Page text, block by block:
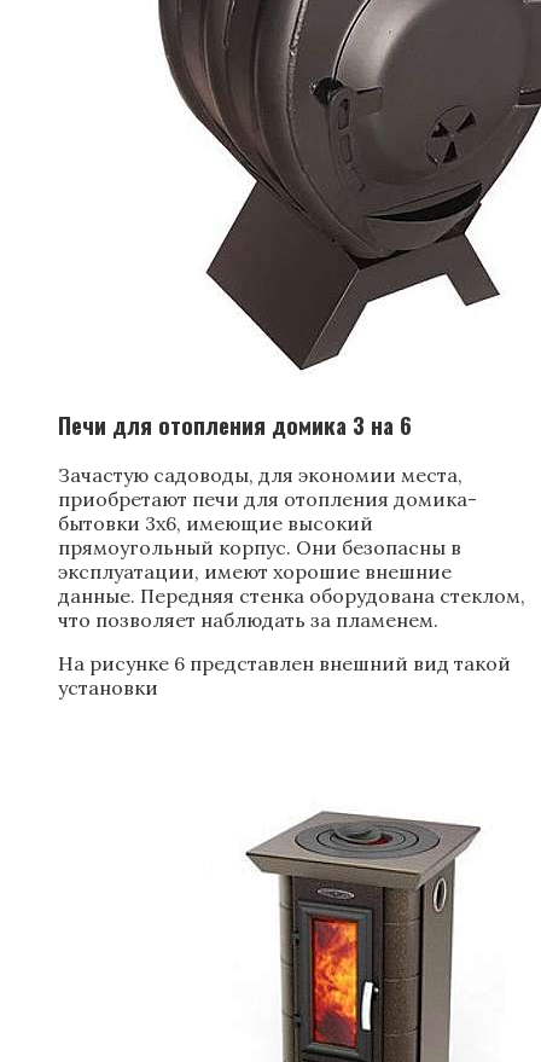
Печи для отопления домика 3 на 6
Зачастую садоводы, для экономии места,
приобретают печи для отопления домика-
бытовки 3х6, имеющие высокий
прямоугольный корпус. Они безопасны в
эксплуатации, имеют хорошие внешние
данные. Передняя стенка оборудована стеклом,
что позволяет наблюдать за пламенем.
На рисунке 6 представлен внешний вид такой
установки